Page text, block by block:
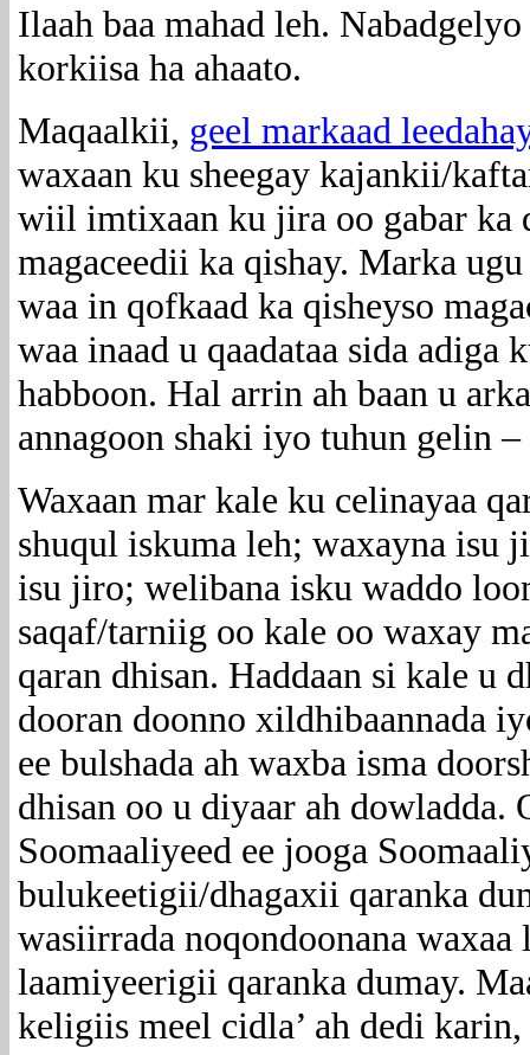
Ilaah baa mahad leh.
korkiisa ha ahaato.
Maqaalkii, geel markaad
waxaan ku sheegay kajankii/
wiil imtixaan ku jira oo gabar ka
magaceedii ka qishay. Marka
waa in qofkaad ka qisheyso
waa inaad u qaadataa sida adiga
habboon. Hal arrin ah baan u
annagoon shaki iyo tuhun gelin
Waxaan mar kale ku celinayaa
shuqul iskuma leh; waxayna isu
isu jiro; welibana isku waddo
saqaf/tarniig oo kale oo waxay
qaran dhisan. Haddaan si kale u
dooran doonno xildhibaannada
ee bulshada ah waxba isma
dhisan oo u diyaar ah dowladda.
Soomaaliyeed ee jooga
bulukeetigii/dhagaxii qaranka
wasiirrada noqondoonana waxaa
laamiyeerigii qaranka dumay.
keligiis meel cidla’ ah dedi